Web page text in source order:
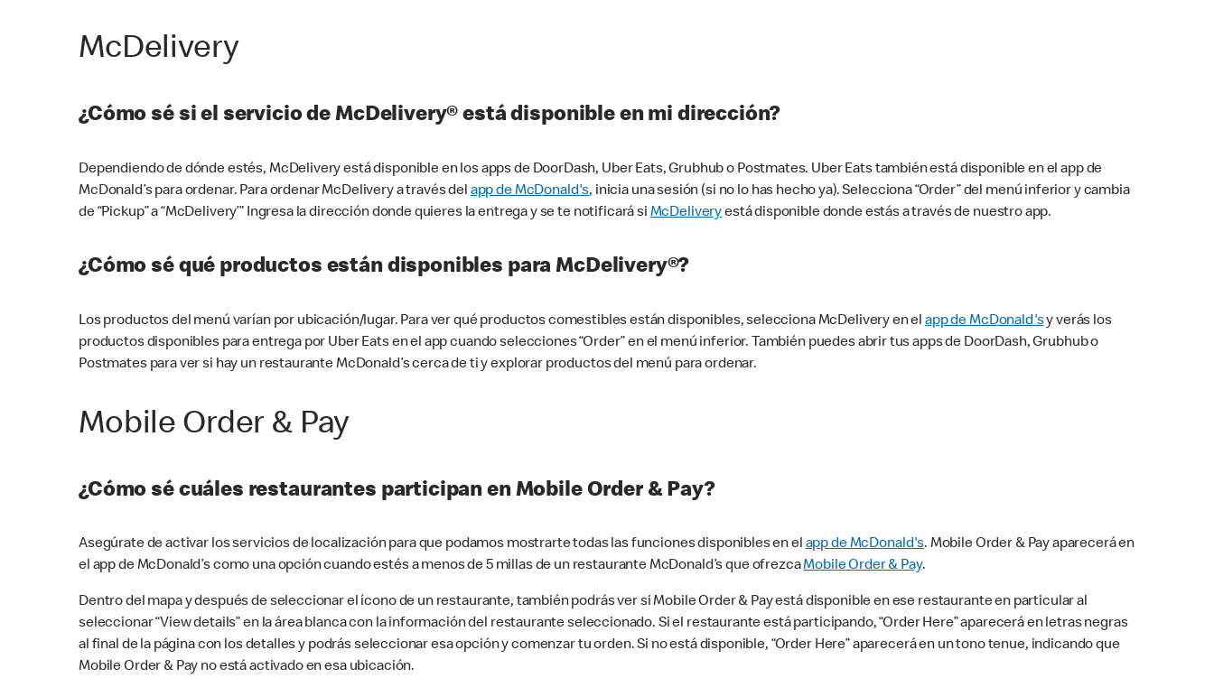
McDelivery
¿Cómo sé si el servicio de McDelivery® está disponible en mi dirección?
Dependiendo de dónde estés, McDelivery está disponible en los apps de DoorDash, Uber Eats, Grubhub o Postmates. Uber Eats también está disponible en el app de
McDonald’s para ordenar. Para ordenar McDelivery a través del app de McDonald's, inicia una sesión (si no lo has hecho ya). Selecciona “Order” del menú inferior y cambia
de “Pickup” a “McDelivery’” Ingresa la dirección donde quieres la entrega y se te notificará si McDeliveryestá disponible donde estás a través de nuestro app.
¿Cómo sé qué productos están disponibles para McDelivery®?
Los productos del menú varían por ubicación/lugar. Para ver qué productos comestibles están disponibles, selecciona McDelivery en elapp de McDonald'sy verás los
productos disponibles para entrega por Uber Eats en el app cuando selecciones “Order” en el menú inferior. También puedes abrir tus apps de DoorDash, Grubhub o
Postmates para ver si hay un restaurante McDonald’s cerca de ti y explorar productos del menú para ordenar.
Mobile Order & Pay
¿Cómo sé cuáles restaurantes participan en Mobile Order & Pay?
Asegúrate de activar los servicios de localización para que podamos mostrarte todas las funciones disponibles en elapp de McDonald's. Mobile Order & Pay aparecerá en
el app de McDonald’s como una opción cuando estés a menos de 5 millas de un restaurante McDonald’s que ofrezcaMobile Order & Pay.
Dentro del mapa y después de seleccionar el ícono de un restaurante, también podrás ver si Mobile Order & Pay está disponible en ese restaurante en particular al
seleccionar “View details” en la área blanca con la información del restaurante seleccionado. Si el restaurante está participando, “Order Here” aparecerá en letras negras
al final de la página con los detalles y podrás seleccionar esa opción y comenzar tu orden. Si no está disponible, “Order Here” aparecerá en un tono tenue, indicando que
Mobile Order & Pay no está activado en esa ubicación.